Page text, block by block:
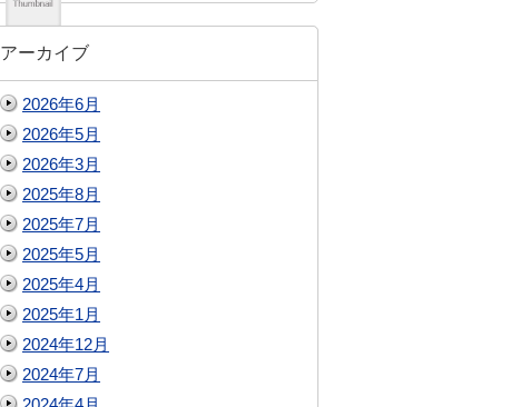
アーカイブ
2026年6月
2026年5月
2026年3月
2025年8月
2025年7月
2025年5月
2025年4月
2025年1月
2024年12月
2024年7月